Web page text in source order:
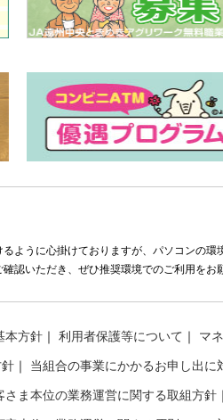
ように心掛けておりますが、パソコンの
認いただき、ぜひ推奨環境でのご利用をお
本方針 利用者保護等について マ
当組合の事業にかかるお申し出に
さま本位の業務運営に関する取組方針